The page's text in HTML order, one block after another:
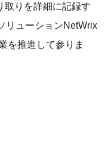
取りを詳細に記録す
リューションNetWrix
を推進して参りま